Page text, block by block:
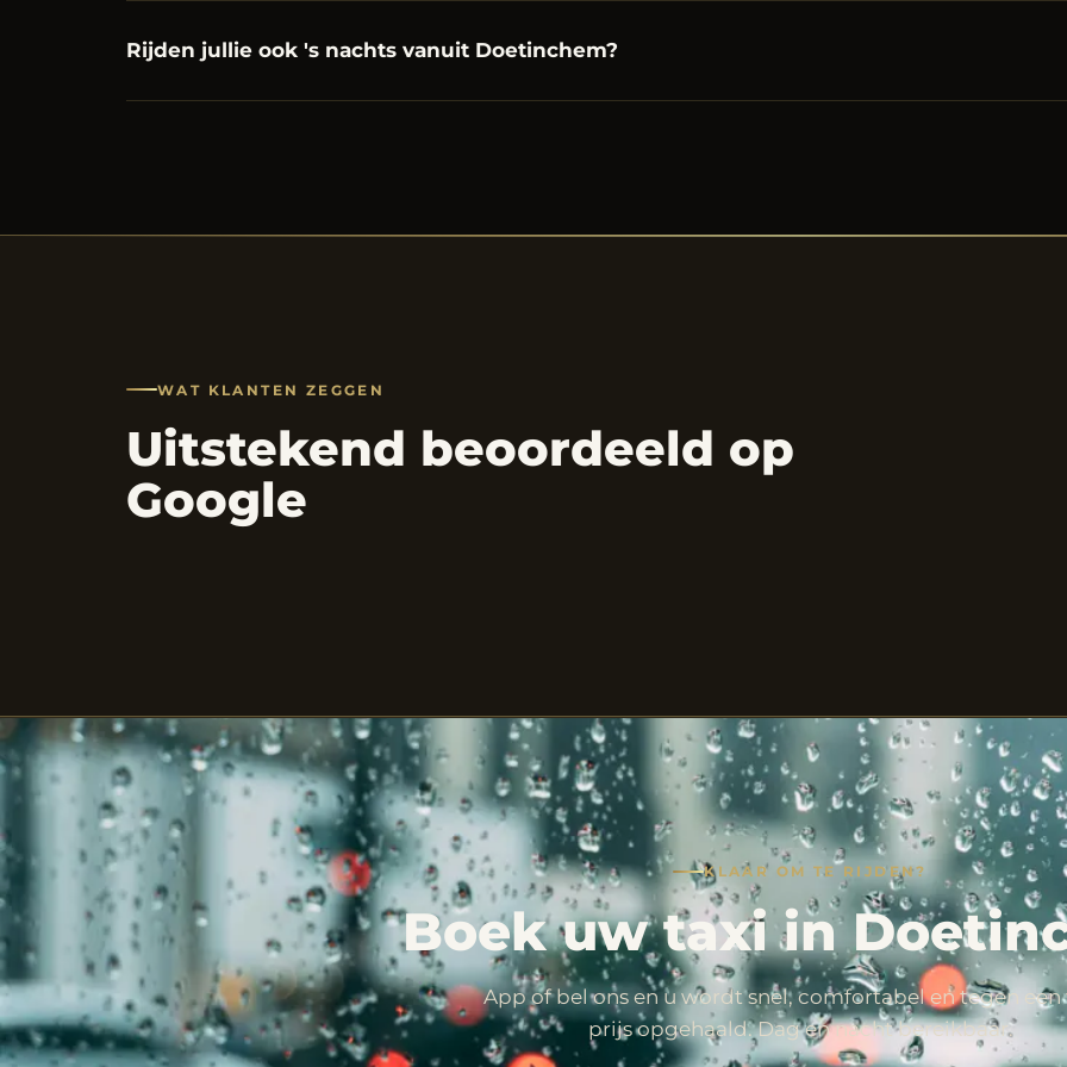
Rijden jullie ook 's nachts vanuit Doetinchem?
WAT KLANTEN ZEGGEN
Uitstekend beoordeeld op
Google
KLAAR OM TE RIJDEN?
Boek uw taxi in
App of bel ons en u wordt snel, comfortabel en tegen een
prijs opgehaald. Dag en nacht bereikbaar.